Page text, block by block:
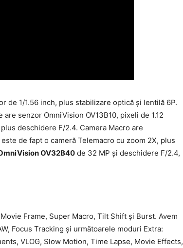
de 1/1.56 inch, plus stabilizare optică şi lentilă 6P.
senzor OmniVision OV13B10, pixeli de 1.12
deschidere F/2.4. Camera Macro are
de fapt o cameră Telemacro cu zoom 2X, plus
OV32B40 de 32 MP şi deschidere F/2.4,
Frame, Super Macro, Tilt Shift şi Burst. Avem
Focus Tracking şi următoarele moduri Extra:
VLOG, Slow Motion, Time Lapse, Movie Effects,